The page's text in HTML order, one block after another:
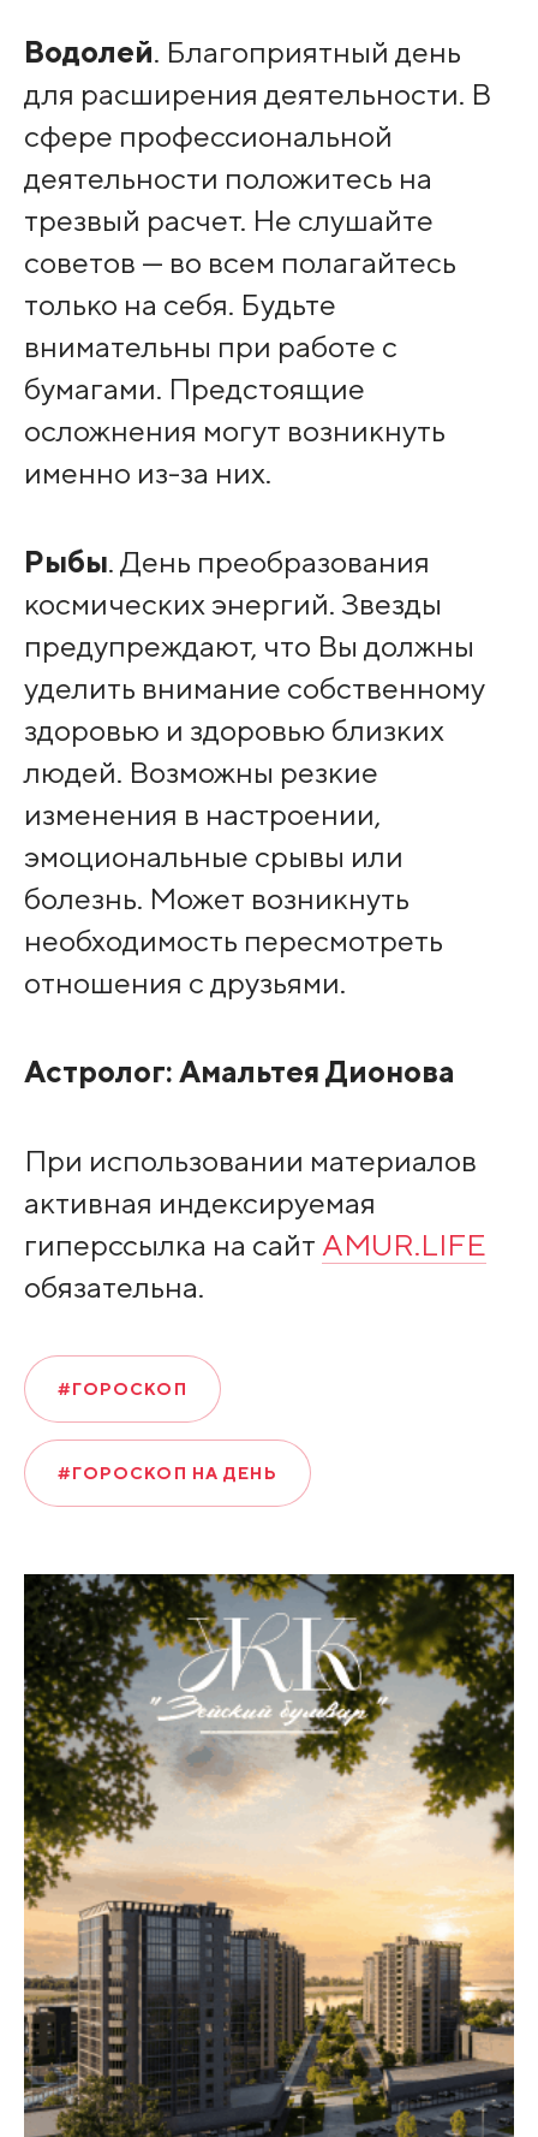
Водолей. Благоприятный день
для расширения деятельности. В
сфере профессиональной
деятельности положитесь на
трезвый расчет. Не слушайте
советов — во всем полагайтесь
только на себя. Будьте
внимательны при работе с
бумагами. Предстоящие
осложнения могут возникнуть
именно из-за них.
Рыбы. День преобразования
космических энергий. Звезды
предупреждают, что Вы должны
уделить внимание собственному
здоровью и здоровью близких
людей. Возможны резкие
изменения в настроении,
эмоциональные срывы или
болезнь. Может возникнуть
необходимость пересмотреть
отношения с друзьями.
Астролог: Амальтея Дионова
При использовании материалов
активная индексируемая
гиперссылка на сайт AMUR.LIFE
обязательна.
#ГОРОСКОП
#ГОРОСКОП НА ДЕНЬ